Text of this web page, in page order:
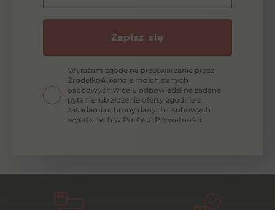
Zapisz się
Wyrażam zgodę na przetwarzanie przez
ŹrodełkoAlkohole moich danych
osobowych w celu odpowiedzi na zadane
pytanie lub złożenie oferty zgodnie z
zasadami ochrony danych osobowych
wyrażonych w Polityce Prywatności.